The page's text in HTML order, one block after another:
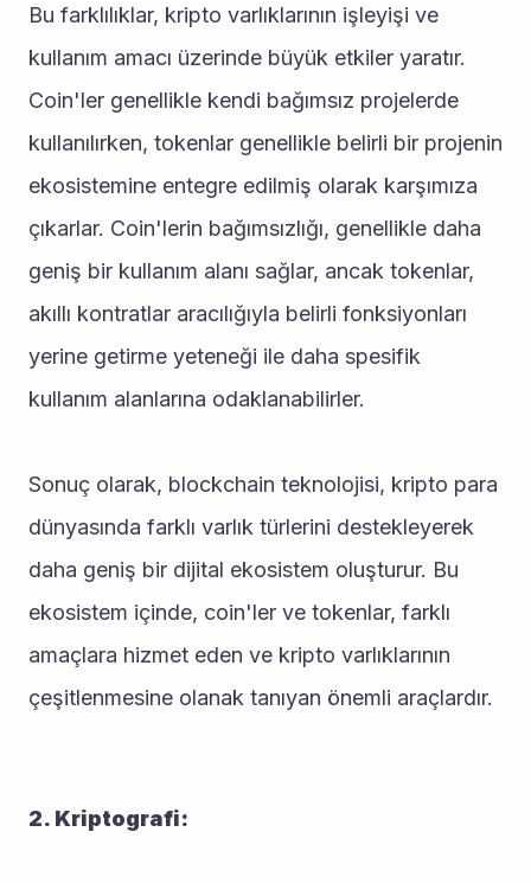
Bu farklılıklar, kripto varlıklarının işleyişi ve
kullanım amacı üzerinde büyük etkiler yaratır.
Coin'ler genellikle kendi bağımsız projelerde
kullanılırken, tokenlar genellikle belirli bir projenin
ekosistemine entegre edilmiş olarak karşımıza
çıkarlar. Coin'lerin bağımsızlığı, genellikle daha
geniş bir kullanım alanı sağlar, ancak tokenlar,
akıllı kontratlar aracılığıyla belirli fonksiyonları
yerine getirme yeteneği ile daha spesifik
kullanım alanlarına odaklanabilirler.
Sonuç olarak, blockchain teknolojisi, kripto para
dünyasında farklı varlık türlerini destekleyerek
daha geniş bir dijital ekosistem oluşturur. Bu
ekosistem içinde, coin'ler ve tokenlar, farklı
amaçlara hizmet eden ve kripto varlıklarının
çeşitlenmesine olanak tanıyan önemli araçlardır.
2. Kriptografi: